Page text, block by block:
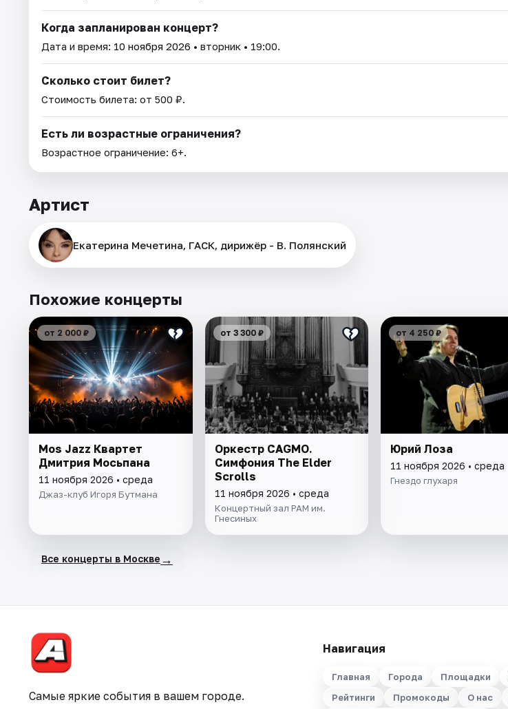
Когда запланирован концерт?
Дата и время: 10 ноября 2026 • вторник • 19:00.
Сколько стоит билет?
Стоимость билета: от 500 ₽.
Есть ли возрастные ограничения?
Возрастное ограничение: 6+.
Артист
Екатерина Мечетина, ГАСК, дирижёр - В. Полянский
Похожие концерты
от 2 000 ₽
Mos Jazz Квартет
Дмитрия Мосьпана
11 ноября 2026 • среда
Джаз-клуб Игоря Бутмана
от 3 300 ₽
Оркестр CAGMO.
Симфония The Elder
Scrolls
11 ноября 2026 • среда
Концертный зал РАМ им.
Гнесиных
от 4 250 ₽
Юрий Лоза
11 ноября 2026 • среда
Гнездо глухаря
Все концерты в Москве →
Самые яркие события в вашем городе.
Навигация
Главная Города Площадки
Рейтинги
Промокоды О нас